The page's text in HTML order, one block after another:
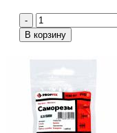
-
В корзину